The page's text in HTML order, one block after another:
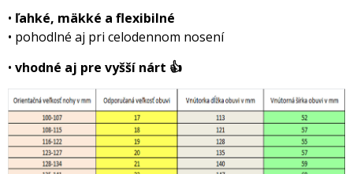
• ľahké, mäkké a flexibilné
• pohodlné aj pri celodennom nosení
• vhodné aj pre vyšší nárt 👍